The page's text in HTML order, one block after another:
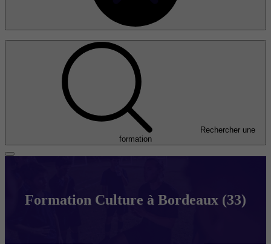
Rechercher une
formation
Formation Culture à Bordeaux (33)